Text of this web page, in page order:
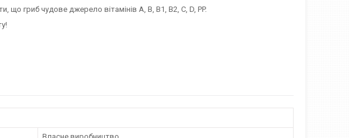
гриб чудове джерело вітамінів А, B, B1, B2, C, D, PP.